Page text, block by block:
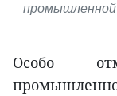
промышленной
Особо